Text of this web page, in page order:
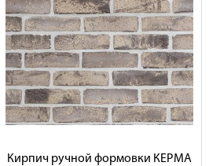
Кирпич ручной формовки КЕРМА